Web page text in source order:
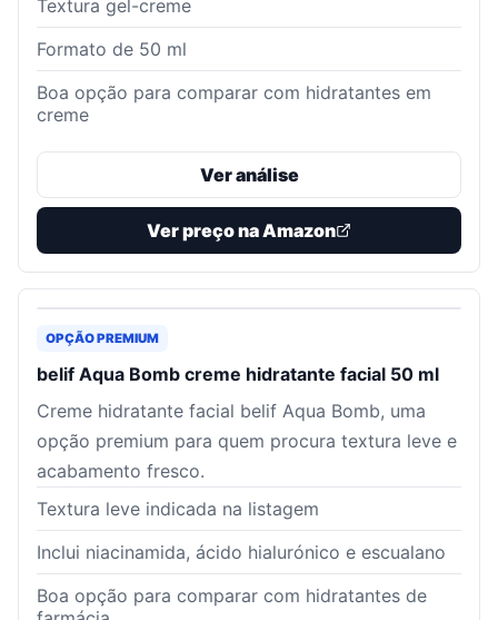
Textura gel-creme
Formato de 50 ml
Boa opção para comparar com hidratantes em
creme
Ver análise
Ver preço na Amazon
OPÇÃO PREMIUM
belif Aqua Bomb creme hidratante facial 50 ml
Creme hidratante facial belif Aqua Bomb, uma
opção premium para quem procura textura leve e
acabamento fresco.
Textura leve indicada na listagem
Inclui niacinamida, ácido hialurónico e escualano
Boa opção para comparar com hidratantes de